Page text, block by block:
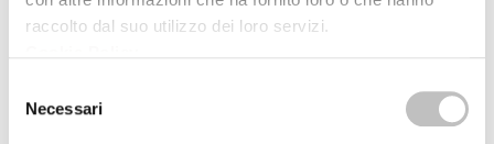
raccolto dal suo utilizzo dei loro servizi.
delNecessari
1966.*